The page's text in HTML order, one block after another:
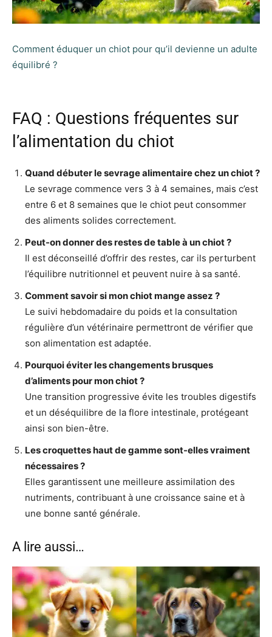
Comment éduquer un chiot pour qu’il devienne un adulte
équilibré ?
FAQ : Questions fréquentes sur
l’alimentation du chiot
Quand débuter le sevrage alimentaire chez un chiot ?
Le sevrage commence vers 3 à 4 semaines, mais c’est
entre 6 et 8 semaines que le chiot peut consommer
des aliments solides correctement.
Peut-on donner des restes de table à un chiot ?
Il est déconseillé d’offrir des restes, car ils perturbent
l’équilibre nutritionnel et peuvent nuire à sa santé.
Comment savoir si mon chiot mange assez ?
Le suivi hebdomadaire du poids et la consultation
régulière d’un vétérinaire permettront de vérifier que
son alimentation est adaptée.
Pourquoi éviter les changements brusques
d’aliments pour mon chiot ?
Une transition progressive évite les troubles digestifs
et un déséquilibre de la flore intestinale, protégeant
ainsi son bien-être.
Les croquettes haut de gamme sont-elles vraiment
nécessaires ?
Elles garantissent une meilleure assimilation des
nutriments, contribuant à une croissance saine et à
une bonne santé générale.
A lire aussi…